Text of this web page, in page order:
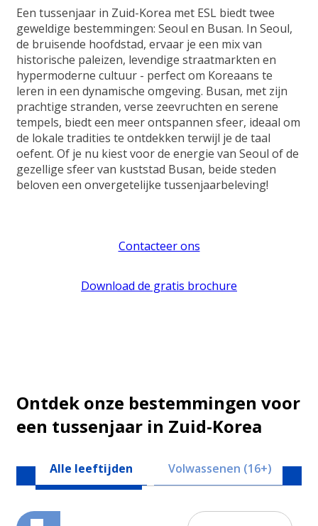
Een tussenjaar in Zuid-Korea met ESL biedt twee
geweldige bestemmingen: Seoul en Busan. In Seoul,
de bruisende hoofdstad, ervaar je een mix van
historische paleizen, levendige straatmarkten en
hypermoderne cultuur - perfect om Koreaans te
leren in een dynamische omgeving. Busan, met zijn
prachtige stranden, verse zeevruchten en serene
tempels, biedt een meer ontspannen sfeer, ideaal om
de lokale tradities te ontdekken terwijl je de taal
oefent. Of je nu kiest voor de energie van Seoul of de
gezellige sfeer van kuststad Busan, beide steden
beloven een onvergetelijke tussenjaarbeleving!
Contacteer ons
Download de gratis brochure
Ontdek onze bestemmingen voor
een tussenjaar in Zuid-Korea
Alle leeftijden Volwassenen (16+)